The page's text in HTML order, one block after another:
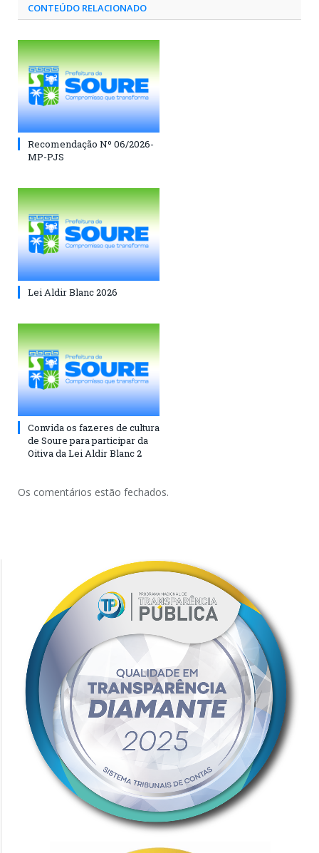
CONTEÚDO RELACIONADO
Recomendação Nº 06/2026-
MP-PJS
Lei Aldir Blanc 2026
Convida os fazeres de cultura
de Soure para participar da
Oitiva da Lei Aldir Blanc 2
Os comentários estão fechados.